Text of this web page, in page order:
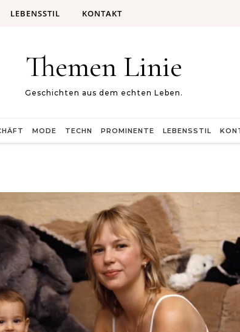
LEBENSSTIL KONTAKT
Themen Linie
Geschichten aus dem echten Leben.
MODE TECHN PROMINENTE LEBENSSTIL